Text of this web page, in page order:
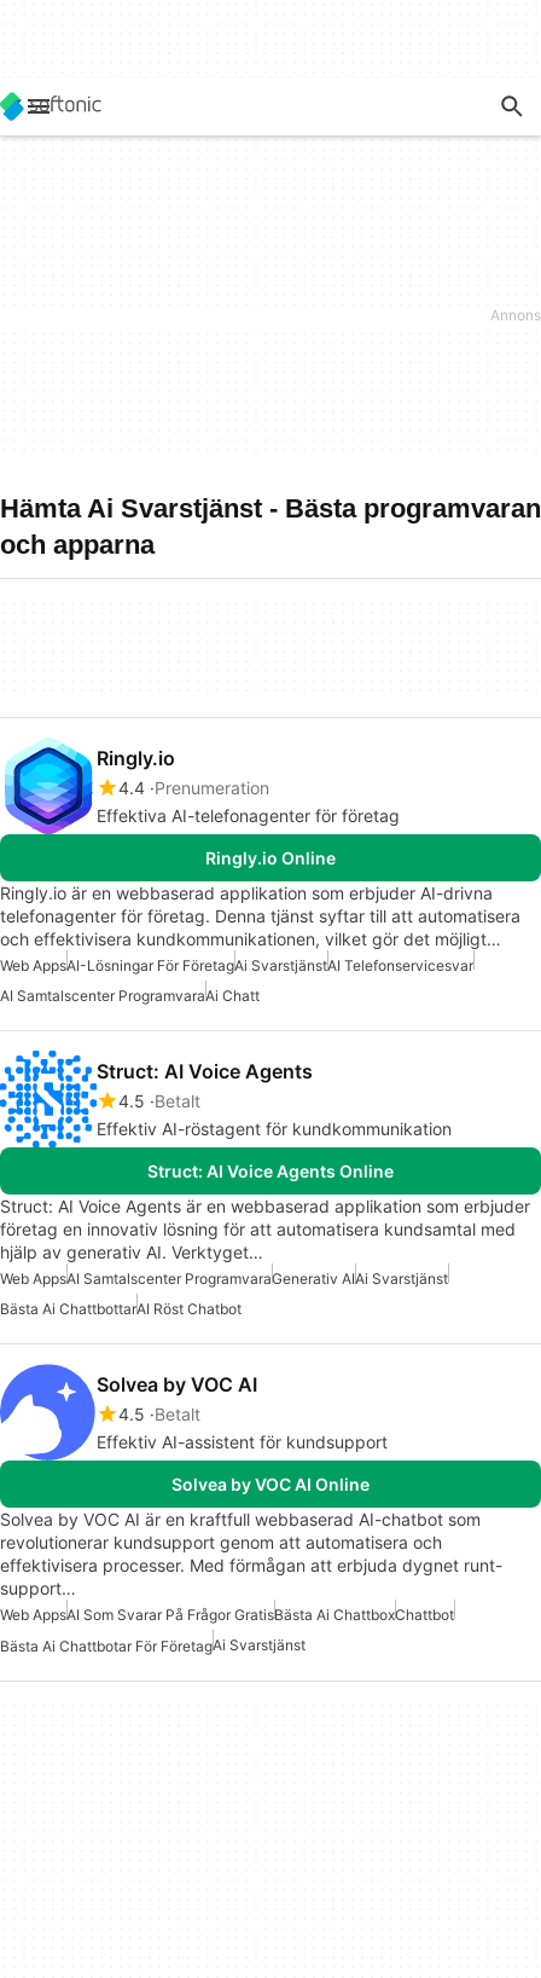
Hämta Ai Svarstjänst - Bästa programvaran
och apparna
Ringly.io
4.4 Prenumeration
Effektiva AI-telefonagenter för företag
Ringly.io Online
Ringly.io är en webbaserad applikation som erbjuder AI-drivna
telefonagenter för företag. Denna tjänst syftar till att automatisera
och effektivisera kundkommunikationen, vilket gör det möjligt…
Web AppsAI-Lösningar För FöretagAi SvarstjänstAI Telefonservicesvar
AI Samtalscenter ProgramvaraAi Chatt
Struct: AI Voice Agents
4.5 Betalt
Effektiv AI-röstagent för kundkommunikation
Struct: AI Voice Agents Online
Struct: AI Voice Agents är en webbaserad applikation som erbjuder
företag en innovativ lösning för att automatisera kundsamtal med
hjälp av generativ AI. Verktyget…
Web AppsAI Samtalscenter ProgramvaraGenerativ AIAi Svarstjänst
Bästa Ai ChattbottarAI Röst Chatbot
Solvea by VOC AI
4.5 Betalt
Effektiv AI-assistent för kundsupport
Solvea by VOC AI Online
Solvea by VOC AI är en kraftfull webbaserad AI-chatbot som
revolutionerar kundsupport genom att automatisera och
effektivisera processer. Med förmågan att erbjuda dygnet runt-
support…
Web AppsAI Som Svarar På Frågor GratisBästa Ai ChattboxChattbot
Bästa Ai Chattbotar För FöretagAi Svarstjänst